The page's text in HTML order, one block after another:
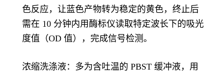
色反应，让蓝色产物转为稳定的黄色，终止后
需在 10 分钟内用酶标仪读取特定波长下的吸光
度值（OD 值），完成信号检测。
浓缩洗涤液：多为含吐温的 PBST 缓冲液，用